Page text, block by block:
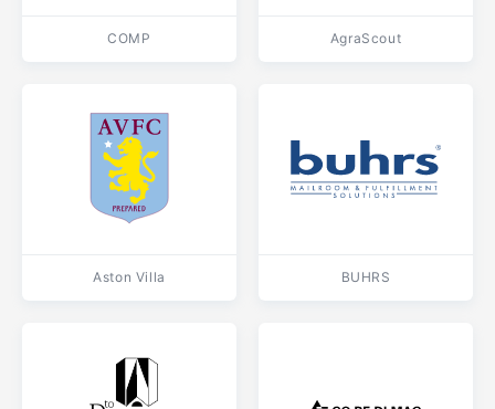
COMP AgraScout
Aston Villa BUHRS